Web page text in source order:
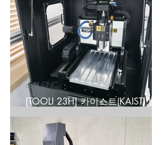
[TOOLI 23H] 카이스트(KAIST) 납품
후기
소형 CNC